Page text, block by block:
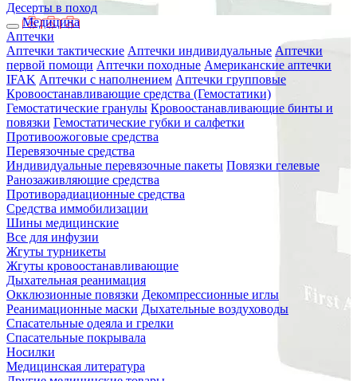
Десерты в поход
Медицина
Аптечки
Аптечки тактические Аптечки индивидуальные Аптечки
первой помощи Аптечки походные Американские аптечки
IFAK Аптечки с наполнением Аптечки групповые
Кровоостанавливающие средства (Гемостатики)
Гемостатические гранулы Кровоостанавливающие бинты и
повязки Гемостатические губки и салфетки
Противоожоговые средства
Перевязочные средства
Индивидуальные перевязочные пакеты Повязки гелевые
Ранозаживляющие средства
Противорадиационные средства
Средства иммобилизации
Шины медицинские
Все для инфузии
Жгуты турникеты
Жгуты кровоостанавливающие
Дыхательная реанимация
Окклюзионные повязки Декомпрессионные иглы
Реанимационные маски Дыхательные воздуховоды
Спасательные одеяла и грелки
Спасательные покрывала
Носилки
Медицинская литература